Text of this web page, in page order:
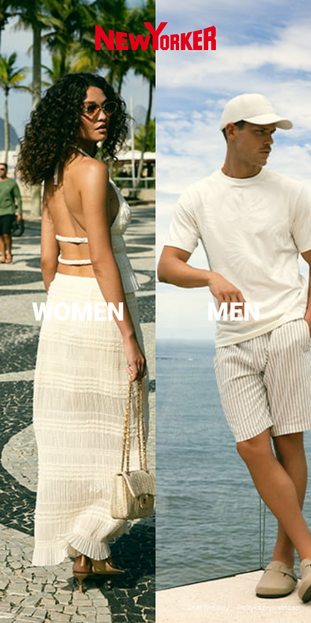
WOMEN MEN
Znak firmowy Polityka prywatności